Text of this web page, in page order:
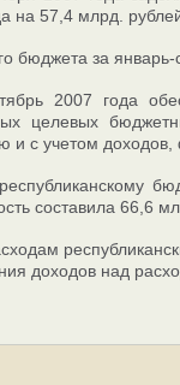
на 57,4 млрд.
бюджета за
2007 года
целевых
и с учетом
составила 66,6
доходов над